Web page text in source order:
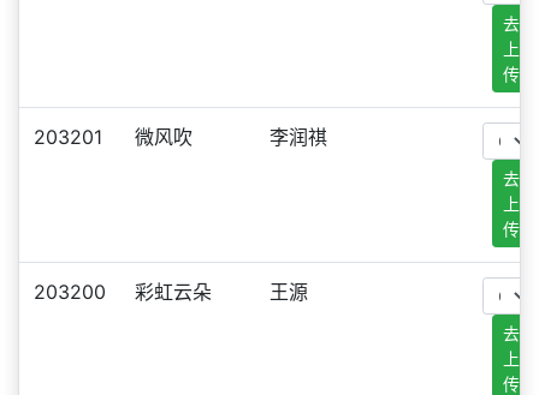
去
上
传
203201 微风吹 李润祺
去
上
传
203200 彩虹云朵 王源
去
上
传